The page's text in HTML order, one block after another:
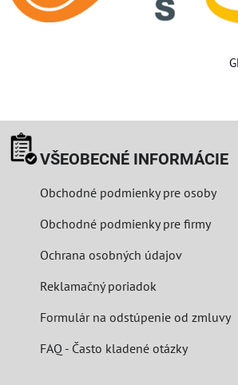
VŠEOBECNÉ INFORMÁCIE
Obchodné podmienky pre osoby
Obchodné podmienky pre firmy
Ochrana osobných údajov
Reklamačný poriadok
Formulár na odstúpenie od zmluvy
FAQ - Často kladené otázky